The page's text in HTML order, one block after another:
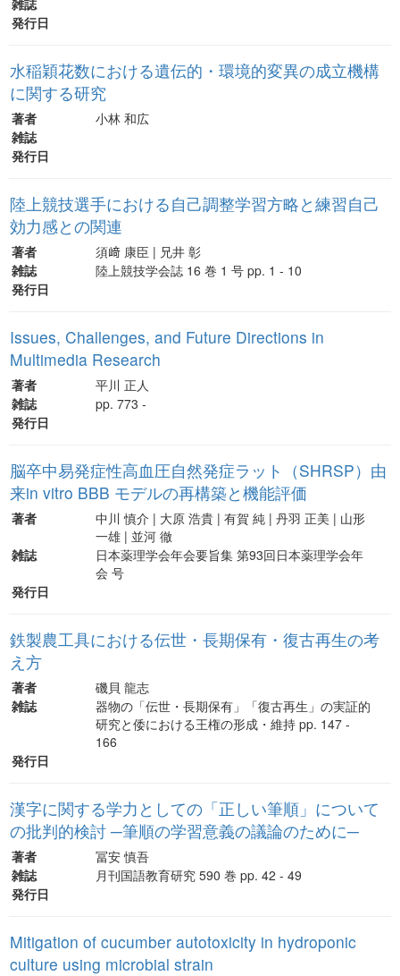
発行日
水稲穎花数における遺伝的・環境的変異の成立機構
に関する研究
著者
小林 和広
雑誌
発行日
陸上競技選手における自己調整学習方略と練習自己
効力感との関連
著者
須﨑 康臣 | 兄井 彰
雑誌
陸上競技学会誌 16 巻 1 号 pp. 1 - 10
発行日
Issues, Challenges, and Future Directions in
Multimedia Research
著者
平川 正人
雑誌
pp. 773 -
発行日
脳卒中易発症性高血圧自然発症ラット（SHRSP）由
来in vitro BBB モデルの再構築と機能評価
著者
中川 慎介 | 大原 浩貴 | 有賀 純 | 丹羽 正美 | 山形
一雄 | 並河 徹
雑誌
日本薬理学会年会要旨集 第93回日本薬理学会年
会 号
発行日
鉄製農工具における伝世・長期保有・復古再生の考
え方
著者
磯貝 龍志
雑誌
器物の「伝世・長期保有」「復古再生」の実証的
研究と倭における王権の形成・維持 pp. 147 -
166
発行日
漢字に関する学力としての「正しい筆順」について
の批判的検討 ─筆順の学習意義の議論のために─
著者
冨安 慎吾
雑誌
月刊国語教育研究 590 巻 pp. 42 - 49
発行日
Mitigation of cucumber autotoxicity in hydroponic
culture using microbial strain